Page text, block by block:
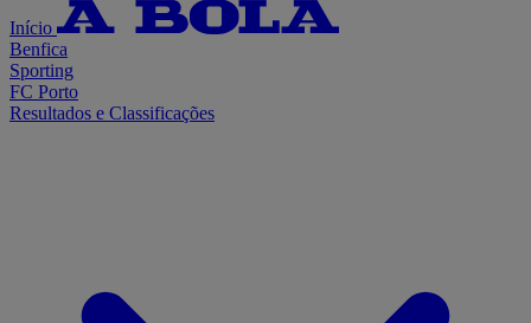
Início
Benfica
Sporting
FC Porto
Resultados e Classificações